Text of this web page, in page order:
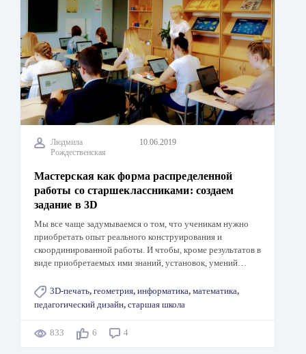
Людмила
Рождественская
10.06.2019
Мастерская как форма распределенной
работы со старшеклассниками: создаем
задание в 3D
Мы все чаще задумываемся о том, что ученикам нужно
приобретать опыт реального конструирования и
скоординированной работы. И чтобы, кроме результатов в
виде приобретаемых ими знаний, установок, умений…
3D-печать, геометрия, информатика, математика,
педагогический дизайн, старшая школа
833 6 4